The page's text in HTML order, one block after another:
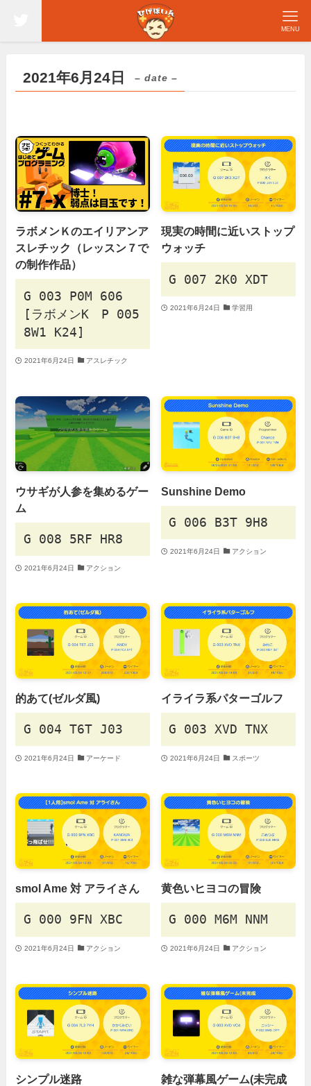
MENU
2021年6月24日 – date –
ラボメンＫのエイリアンア
スレチック（レッスン７で
の制作作品）
G 003 P0M 606
[ラボメンK P 005
8W1 K24]
2021年6月24日 アスレチック
現実の時間に近いストップ
ウォッチ
G 007 2K0 XDT
2021年6月24日 学習用
ウサギが人参を集めるゲー
ム
G 008 5RF HR8
2021年6月24日 アクション
Sunshine Demo
G 006 B3T 9H8
2021年6月24日 アクション
的あて(ゼルダ風)
G 004 T6T J03
2021年6月24日 アーケード
イライラ系パターゴルフ
G 003 XVD TNX
2021年6月24日 スポーツ
smol Ame 対 アライさん
G 000 9FN XBC
2021年6月24日 アクション
黄色いヒヨコの冒険
G 000 M6M NNM
2021年6月24日 アクション
シンプル迷路 雑な弾幕風ゲーム(未完成